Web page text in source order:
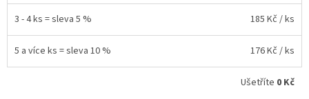
3 - 4 ks = sleva 5 % 185 Kč / ks
5 a více ks = sleva 10 % 176 Kč / ks
Ušetříte 0 Kč